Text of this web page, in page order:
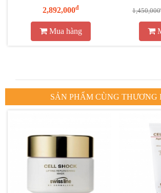
2,892,000đ
Mua hàng
1,450,000
SẢN PHẨM CÙNG THƯƠNG